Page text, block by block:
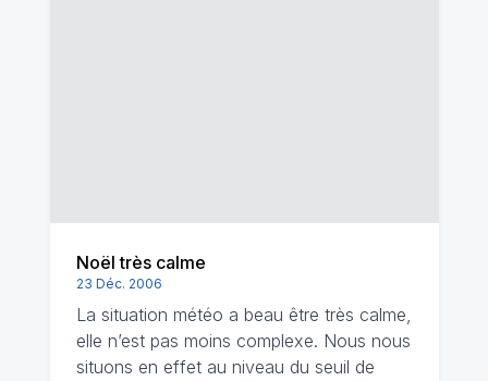
Noël très calme
23 Déc. 2006
La situation météo a beau être très calme,
elle n’est pas moins complexe. Nous nous
situons en effet au niveau du seuil de